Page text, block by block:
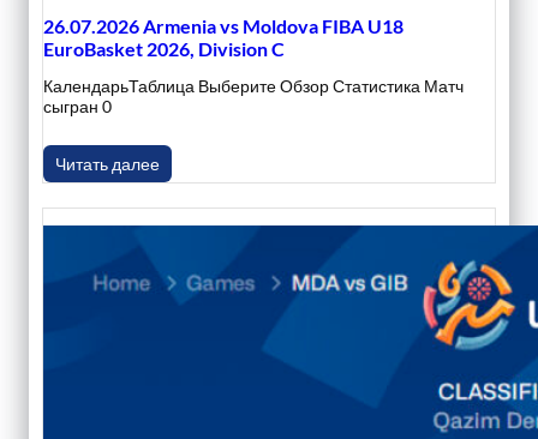
26.07.2026 Armenia vs Moldova FIBA U18
EuroBasket 2026, Division C
КалендарьТаблица Выберите Обзор Статистика Матч
сыгран 0
Читать далее